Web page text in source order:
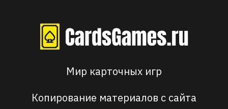
Мир карточных игр
Копирование материалов с сайта